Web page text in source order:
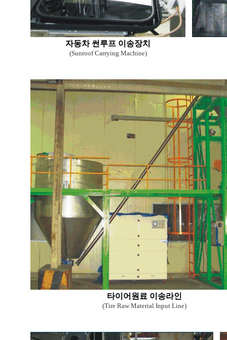
자동차 썬루프 이송장치
(Sunroof Carrying Machine)
타이어원료 이송라인
(Tire Raw Material Input Line)